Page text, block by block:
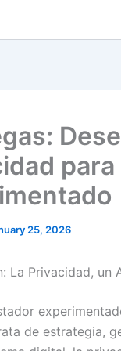
25, 2026
La Privacidad, un
de estrategia,